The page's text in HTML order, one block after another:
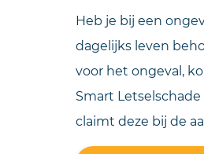
Heb je bij een
dagelijks leven
voor het ongeval,
Smart
claimt deze bij de